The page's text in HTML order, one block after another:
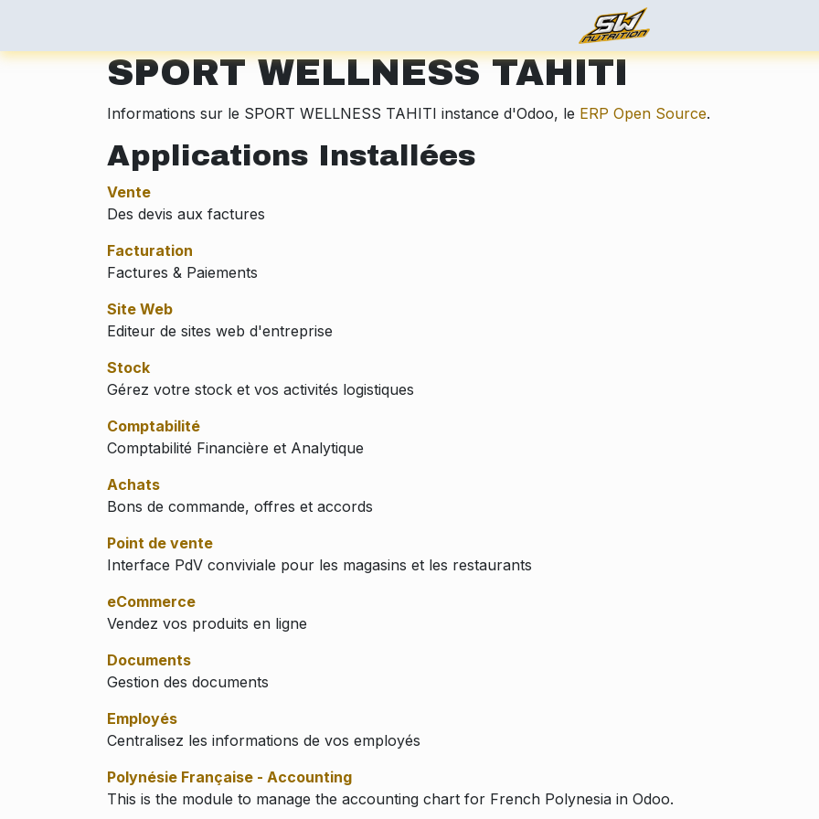
SPORT WELLNESS TAHITI
Informations sur le SPORT WELLNESS TAHITI instance d'Odoo, le ERP Open Source.
Applications Installées
Vente
Des devis aux factures
Facturation
Factures & Paiements
Site Web
Editeur de sites web d'entreprise
Stock
Gérez votre stock et vos activités logistiques
Comptabilité
Comptabilité Financière et Analytique
Achats
Bons de commande, offres et accords
Point de vente
Interface PdV conviviale pour les magasins et les restaurants
eCommerce
Vendez vos produits en ligne
Documents
Gestion des documents
Employés
Centralisez les informations de vos employés
Polynésie Française - Accounting
This is the module to manage the accounting chart for French Polynesia in Odoo.